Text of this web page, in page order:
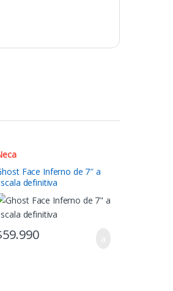
Face Inferno de 7″ a
definitiva
59.990